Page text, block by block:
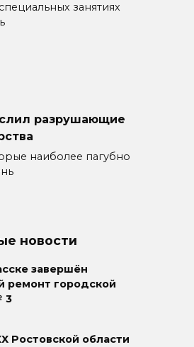
занятиях
разрушающие
наиболее пагубно
новости
завершён
ремонт городской
3
Ростовской области